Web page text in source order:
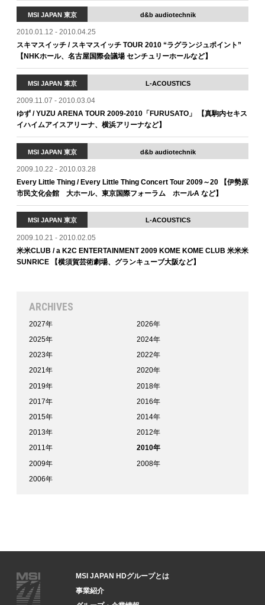
MSI JAPAN 東京 d&b audiotechnik
2010.01.12 - 2010.04.25
スキマスイッチ / スキマスイッチ TOUR 2010 “ラグランジュポイント”
【NHKホール、名古屋国際会議場 センチュリーホールなど】
MSI JAPAN 東京 L-ACOUSTICS
2009.11.07 - 2010.03.04
ゆず / YUZU ARENA TOUR 2009-2010「FURUSATO」 【真駒内セキス
イハイムアイスアリーナ、横浜アリーナなど】
MSI JAPAN 東京 d&b audiotechnik
2009.10.22 - 2010.03.28
Every Little Thing / Every Little Thing Concert Tour 2009～20 【伊勢原
市民文化会館 大ホール、東京国際フォーラム ホールA など】
MSI JAPAN 東京 L-ACOUSTICS
2009.10.21 - 2010.02.05
米米CLUB / a K2C ENTERTAINMENT 2009 KOME KOME CLUB 米米米
SUNRICE 【横須賀芸術劇場、グランキューブ大阪など】
ARCHIVES
2027年
2026年
2025年
2024年
2023年
2022年
2021年
2020年
2019年
2018年
2017年
2016年
2015年
2014年
2013年
2012年
2011年
2010年
2009年
2008年
2006年
MSI JAPAN HDグループとは
事業紹介